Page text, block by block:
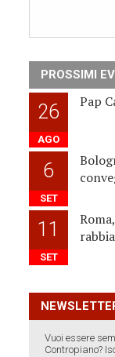
PROSSIMI
26
AGO
Pap
6
SET
11
SET
rabbia
Vuoi essere
Contropiano?